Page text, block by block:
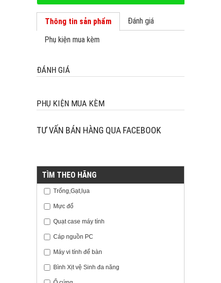
Thông tin sản phẩm
Đánh giá
Phụ kiện mua kèm
ĐÁNH GIÁ
PHỤ KIỆN MUA KÈM
TƯ VẤN BÁN HÀNG QUA FACEBOOK
TÌM THEO HÃNG
Trống,Gạt,lụa
Mực đổ
Quạt case máy tính
Cáp nguồn PC
Máy vi tính để bàn
Bình Xịt vệ Sinh đa năng